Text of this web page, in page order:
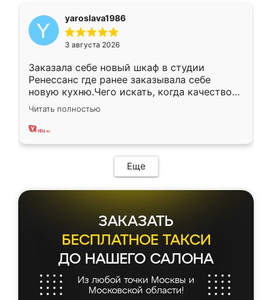
yaroslava1986
3 августа 2026
Заказала себе новый шкаф в студии
Ренессанс где ранее заказывала себе
новую кухню.Чего искать, когда качеством
вполне довольна. Служит кухня уже почти
два года, нареканий нет.
Читать полностью
Еще
ЗАКАЗАТЬ
БЕСПЛАТНОЕ ТАКСИ
ДО НАШЕГО САЛОНА
Из любой точки Москвы и
Московской области!